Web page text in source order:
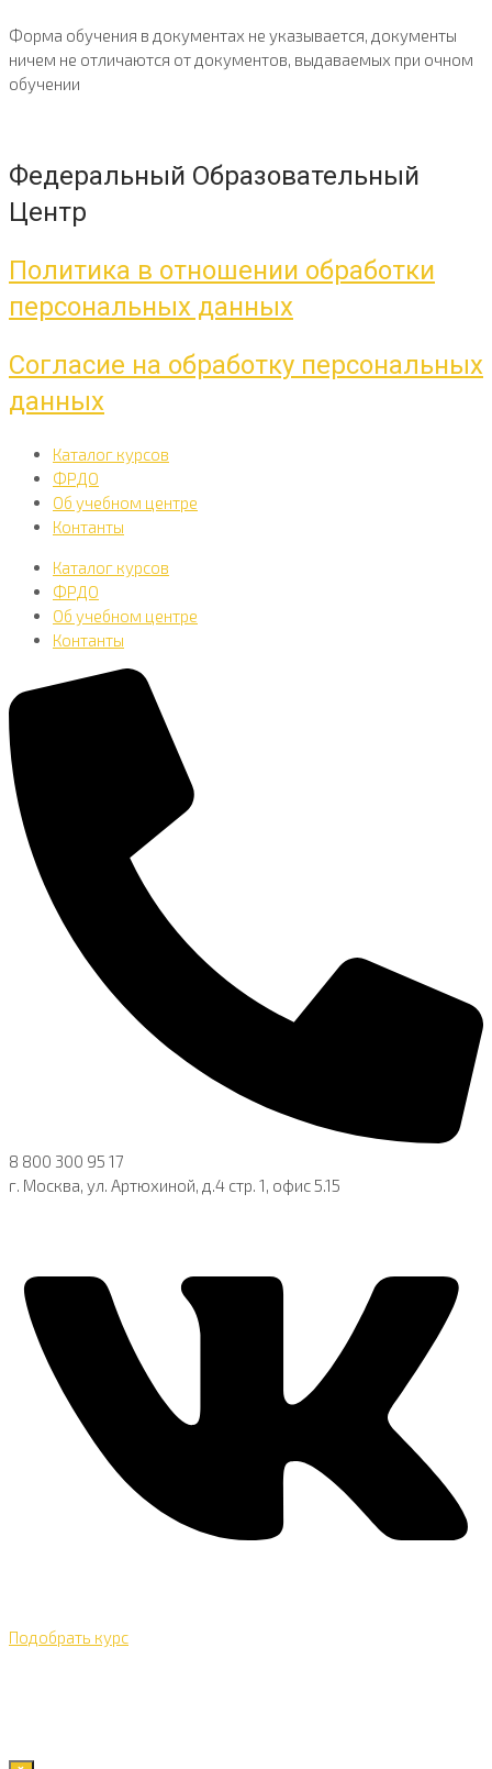
Форма обучения в документах не указывается, документы
ничем не отличаются от документов, выдаваемых при очном
обучении
Федеральный Образовательный
Центр
Политика в отношении обработки
персональных данных
Согласие на обработку персональных
данных
Каталог курсов
ФРДО
Об учебном центре
Контанты
Каталог курсов
ФРДО
Об учебном центре
Контанты
8 800 300 95 17
г. Москва, ул. Артюхиной, д.4 стр. 1, офис 5.15
Подобрать курс